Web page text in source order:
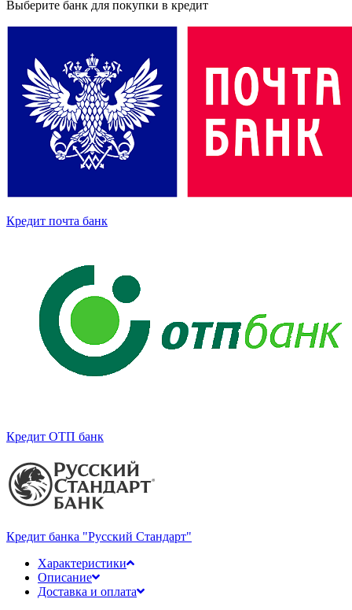
Выберите банк для покупки в кредит
Кредит почта банк
Кредит ОТП банк
Кредит банка "Русский Стандарт"
Характеристики
Описание
Доставка и оплата